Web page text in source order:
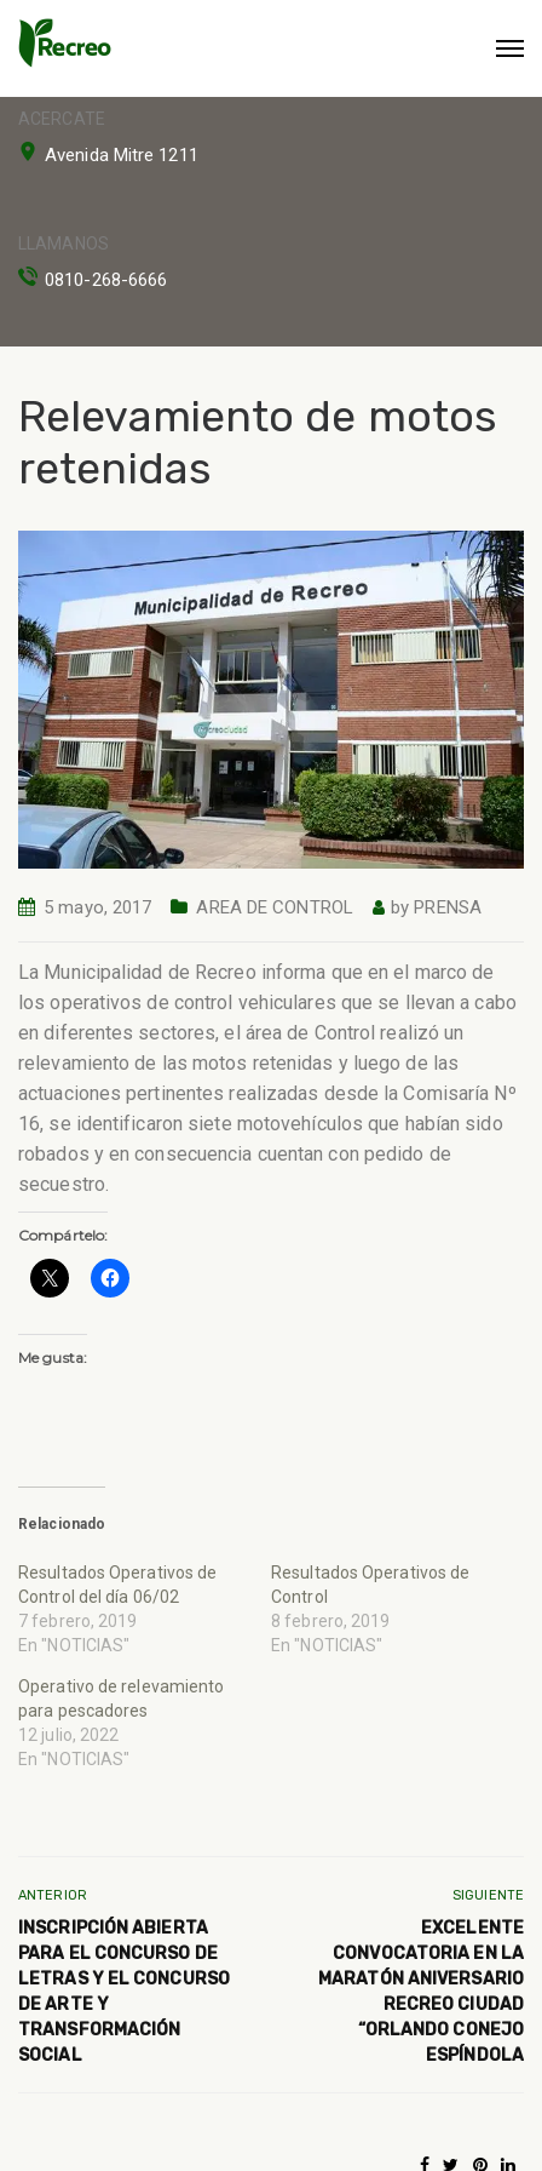
ACERCATE
Avenida Mitre 1211
LLAMANOS
0810-268-6666
Relevamiento de motos
retenidas
5 mayo, 2017 AREA DE CONTROL byPRENSA
La Municipalidad de Recreo informa que en el marco de
los operativos de control vehiculares que se llevan a cabo
en diferentes sectores, el área de Control realizó un
relevamiento de las motos retenidas y luego de las
actuaciones pertinentes realizadas desde la Comisaría Nº
16, se identificaron siete motovehículos que habían sido
robados y en consecuencia cuentan con pedido de
secuestro.
Compártelo:
Me gusta:
Relacionado
Resultados Operativos de
Control del día 06/02
7 febrero, 2019
En "NOTICIAS"
Resultados Operativos de
Control
8 febrero, 2019
En "NOTICIAS"
Operativo de relevamiento
para pescadores
12 julio, 2022
En "NOTICIAS"
ANTERIOR
INSCRIPCIÓN ABIERTA
PARA EL CONCURSO DE
LETRAS Y EL CONCURSO
DE ARTE Y
TRANSFORMACIÓN
SOCIAL
SIGUIENTE
EXCELENTE
CONVOCATORIA EN LA
MARATÓN ANIVERSARIO
RECREO CIUDAD
“ORLANDO CONEJO
ESPÍNDOLA